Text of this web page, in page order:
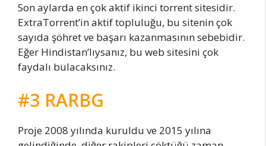
Son aylarda en çok aktif ikinci torrent sitesidir.
ExtraTorrent’in aktif topluluğu, bu sitenin çok
sayıda şöhret ve başarı kazanmasının sebebidir.
Eğer Hindistan’lıysanız, bu web sitesini çok
faydalı bulacaksınız.
#3 RARBG
Proje 2008 yılında kuruldu ve 2015 yılına